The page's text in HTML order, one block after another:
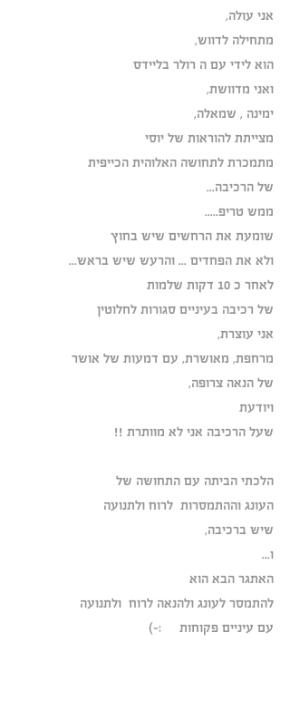
אני עולה,
מתחילה לדווש,
הוא לידי עם ה רולר בליידס
ואני מדוושת,
ימינה , שמאלה,
מצייתת להוראות של יוסי
מתמכרת לתחושה האלוהית הכייפית
של הרכיבה...
ממש טריפ.....
שומעת את הרחשים שיש בחוץ
ולא את הפחדים ... והרעש שיש בראש...
לאחר כ 10 דקות שלמות
של רכיבה בעיניים סגורות לחלוטין
אני עוצרת,
מרחפת, מאושרת, עם דמעות של אושר
של הנאה צרופה,
ויודעת
שעל הרכיבה אני לא מוותרת !!
הלכתי הביתה עם התחושה של
העונג וההתמסרות  לרוח ולתנועה
שיש ברכיבה,
ו...
האתגר הבא הוא
להתמסר לעונג ולהנאה לרוח  ולתנועה
עם עיניים פקוחות     :-)